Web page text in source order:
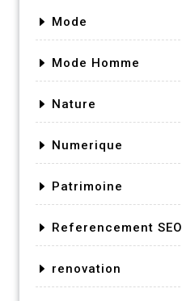
Mode
Mode Homme
Nature
Numerique
Patrimoine
Referencement SEO
renovation